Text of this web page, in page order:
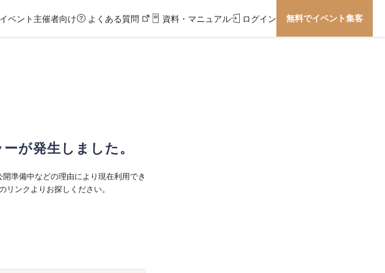
イベント主催者向け よくある質問 資料・マニュアル ログイン 無料でイベント集客
が発生しました。
準備中などの理由により現在利用でき
リンクよりお探しください。